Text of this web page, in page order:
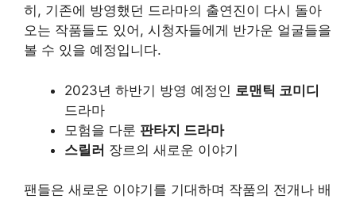
히, 기존에 방영했던 드라마의 출연진이 다시 돌아
오는 작품들도 있어, 시청자들에게 반가운 얼굴들을
볼 수 있을 예정입니다.
2023년 하반기 방영 예정인 로맨틱 코미디
드라마
모험을 다룬 판타지 드라마
스릴러 장르의 새로운 이야기
팬들은 새로운 이야기를 기대하며 작품의 전개나 배